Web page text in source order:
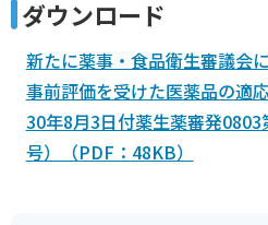
ダウンロード
新たに薬事・食品衛生審議会
事前評価を受けた医薬品の適
30年8月3日付薬生薬審発
号）（PDF：48KB）